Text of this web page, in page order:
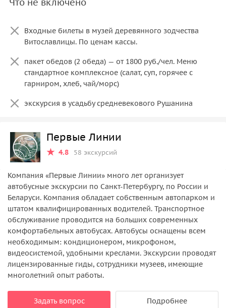
пожертвование в храм Святой Софии, пешеходная
Достоевского, парк-курорт “Старая Русса”, дегустация
местных продуктов в г. Старая Русса
Входные билеты в музей деревянного зодчества
Витославлицы. По ценам кассы.
пакет обедов (2 обеда) — от 1800 руб./чел. Меню
стандартное комплексное (салат, суп, горячее с
гарниром, хлеб, чай/морс)
экскурсия в усадьбу средневекового Рушанина
Первые Линии
4.8 58 экскурсий
Компания «Первые Линии» много лет организует
автобусные экскурсии по Санкт-Петербургу, по России и
Беларуси. Компания обладает собственным автопарком и
штатом квалифицированных водителей. Транспортное
обслуживание проводится на больших современных
комфортабельных автобусах. Автобусы оснащены всем
необходимым: кондиционером, микрофоном,
видеосистемой, удобными креслами. Экскурсии проводят
лицензированные гиды, сотрудники музеев, имеющие
многолетний опыт работы.
Задать вопрос Подробнее